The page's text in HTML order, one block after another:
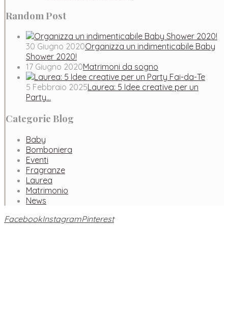
Random Post
30 Giugno 2020Organizza un indimenticabile Baby
Shower 2020!
17 Giugno 2020Matrimoni da sogno
5 Febbraio 2025Laurea: 5 Idee creative per un
Party…
Categorie Blog
Baby
Bomboniera
Eventi
Fragranze
Laurea
Matrimonio
News
FacebookInstagramPinterest